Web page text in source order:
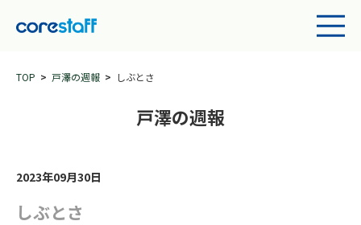
TOP 戸澤の週報 しぶとさ
戸澤の週報
2023年09月30日
しぶとさ